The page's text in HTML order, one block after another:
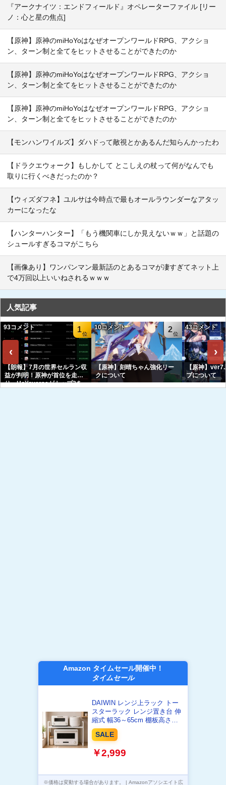
『アークナイツ：エンドフィールド』オペレーターファイル [リー
ノ：心と星の焦点]
【原神】原神のmiHoYoはなぜオープンワールドRPG、アクショ
ン、ターン制と全てをヒットさせることができたのか
【原神】原神のmiHoYoはなぜオープンワールドRPG、アクショ
ン、ターン制と全てをヒットさせることができたのか
【原神】原神のmiHoYoはなぜオープンワールドRPG、アクショ
ン、ターン制と全てをヒットさせることができたのか
【モンハンワイルズ】ダハドって敵視とかあるんだ知らんかったわ
【ドラクエウォーク】もしかして とこしえの杖って何がなんでも
取りに行くべきだったのか？
【ウィズダフネ】ユルサは今時点で最もオールラウンダーなアタッ
カーになったな
【ハンターハンター】「もう機関車にしか見えないｗｗ」と話題の
シュールすぎるコマがこちら
【画像あり】ワンパンマン最新話のとあるコマが凄すぎてネット上
で4万回以上いいねされるｗｗｗ
人気記事
‹
1
93コメント
【朗報】7月の世界セルラン収
益が判明！原神が首位を走
り、HoYoverseがトップ3を
2
10コメント
【原神】刻晴ちゃん強化リー
クについて
43コメント
【原神】
プについて
›
Amazon タイムセール開催中！
タイムセール
DAIWIN レンジ上ラック トー
スターラック レンジ置き台 伸
縮式 幅36～65cm 棚板高さ調
節可 最大耐荷重50kg フック4
個付き ホワイト
SALE
￥2,999
※価格は変動する場合があります。 | Amazonアソシエイト広